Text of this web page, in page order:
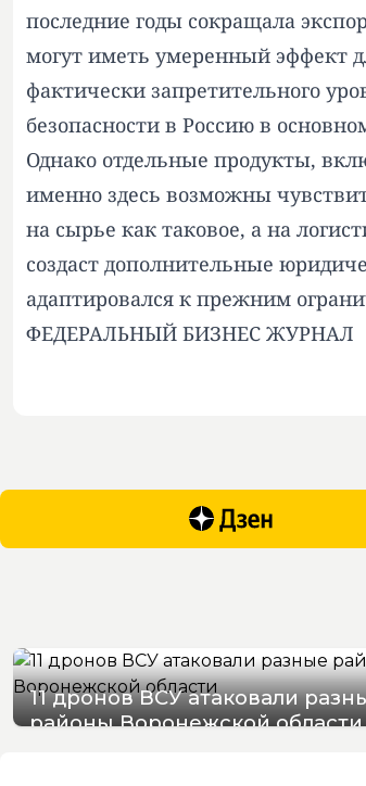
последние годы сокращала
могут иметь умеренный эффект
фактически запретительного
безопасности в Россию в
Однако отдельные продукты,
именно здесь возможны
на сырье как таковое, а на
создаст дополнительные
адаптировался к прежним
ФЕДЕРАЛЬНЫЙ БИЗНЕС ЖУРНАЛ
11 дронов ВСУ атаковали
районы Воронежской области